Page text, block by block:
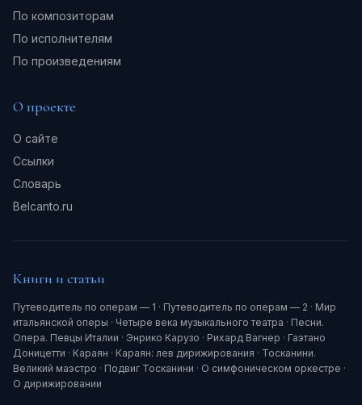
По композиторам
По исполнителям
По произведениям
О проекте
О сайте
Ссылки
Словарь
Belcanto.ru
Книги и статьи
Путеводитель по операм — 1 · Путеводитель по операм — 2 · Мир
итальянской оперы · Четыре века музыкального театра · Песни.
Опера. Певцы Италии · Энрико Карузо · Рихард Вагнер · Гаэтано
Доницетти · Караян · Караян: лев дирижирования · Тосканини.
Великий маэстро · Подвиг Тосканини · О симфоническом оркестре ·
О дирижировании